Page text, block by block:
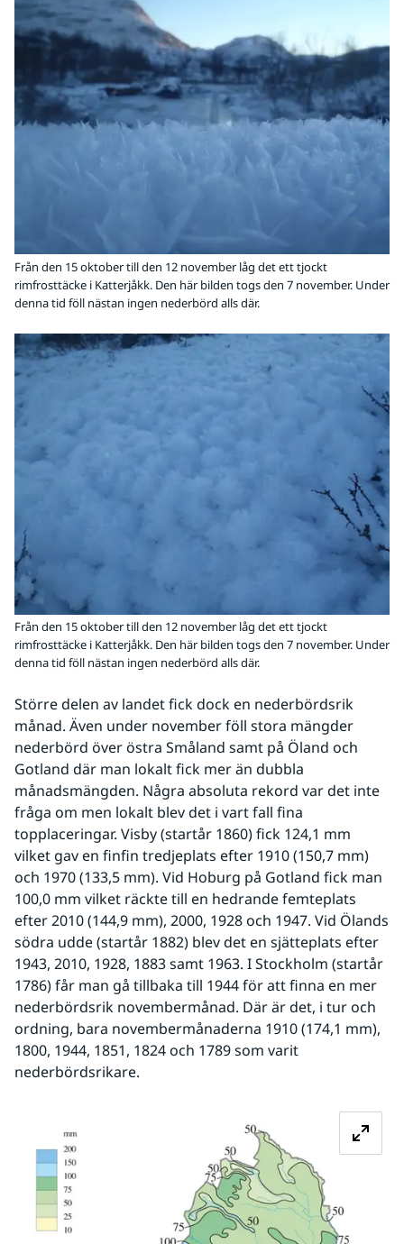
Från den 15 oktober till den 12 november låg det ett tjockt
rimfrosttäcke i Katterjåkk. Den här bilden togs den 7 november. Under
denna tid föll nästan ingen nederbörd alls där.
Från den 15 oktober till den 12 november låg det ett tjockt
rimfrosttäcke i Katterjåkk. Den här bilden togs den 7 november. Under
denna tid föll nästan ingen nederbörd alls där.
Större delen av landet fick dock en nederbördsrik
månad. Även under november föll stora mängder
nederbörd över östra Småland samt på Öland och
Gotland där man lokalt fick mer än dubbla
månadsmängden. Några absoluta rekord var det inte
fråga om men lokalt blev det i vart fall fina
topplaceringar. Visby (startår 1860) fick 124,1 mm
vilket gav en finfin tredjeplats efter 1910 (150,7 mm)
och 1970 (133,5 mm). Vid Hoburg på Gotland fick man
100,0 mm vilket räckte till en hedrande femteplats
efter 2010 (144,9 mm), 2000, 1928 och 1947. Vid Ölands
södra udde (startår 1882) blev det en sjätteplats efter
1943, 2010, 1928, 1883 samt 1963. I Stockholm (startår
1786) får man gå tillbaka till 1944 för att finna en mer
nederbördsrik novembermånad. Där är det, i tur och
ordning, bara novembermånaderna 1910 (174,1 mm),
1800, 1944, 1851, 1824 och 1789 som varit
nederbördsrikare.